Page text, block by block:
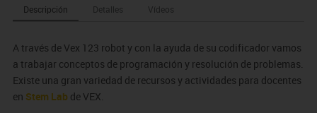
Descripción Detalles Vídeos
A través de Vex 123 robot y con la ayuda de su codificador vamos
a trabajar conceptos de programación y resolución de problemas.
Existe una gran variedad de recursos y actividades para docentes
en Stem Lab de VEX.